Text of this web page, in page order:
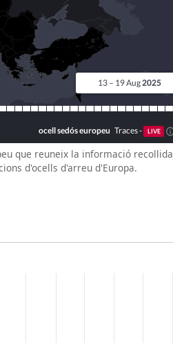
que reuneix la informació recollida
d'ocells d'arreu d'Europa.